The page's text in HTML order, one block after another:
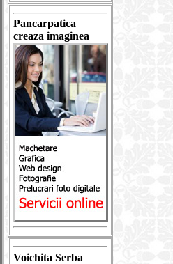
Pancarpatica
creaza imaginea
Voichita Serba